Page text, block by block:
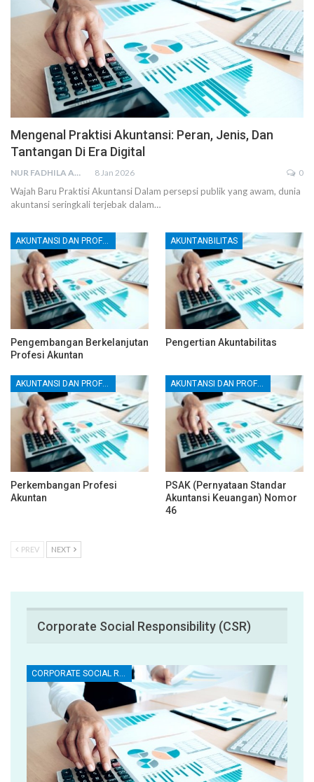
Mengenal Praktisi Akuntansi: Peran, Jenis, Dan
Tantangan Di Era Digital
NUR FADHILA AMRI, SE., AK., M.SI 8 Jan 2026 0
Wajah Baru Praktisi Akuntansi Dalam persepsi publik yang awam, dunia
akuntansi seringkali terjebak dalam…
AKUNTANSI DAN PROFESI AKUNTAN
Pengembangan Berkelanjutan
Profesi Akuntan
AKUNTANBILITAS
Pengertian Akuntabilitas
AKUNTANSI DAN PROFESI AKUNTAN
Perkembangan Profesi
Akuntan
AKUNTANSI DAN PROFESI AKUNTAN
PSAK (Pernyataan Standar
Akuntansi Keuangan) Nomor
46
PREV NEXT
Corporate Social Responsibility (CSR)
CORPORATE SOCIAL RESPONSIBILITY (CSR)